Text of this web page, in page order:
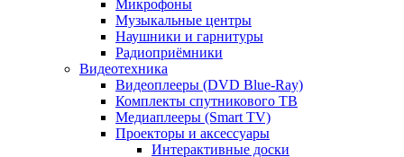
Микрофоны
Музыкальные центры
Наушники и гарнитуры
Радиоприёмники
Видеотехника
Видеоплееры (DVD Blue-Ray)
Комплекты спутникового ТВ
Медиаплееры (Smart TV)
Проекторы и аксессуары
Интерактивные доски